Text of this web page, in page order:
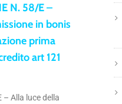
N. 58/E –
in bonis
prima
art 121
– Alla luce della